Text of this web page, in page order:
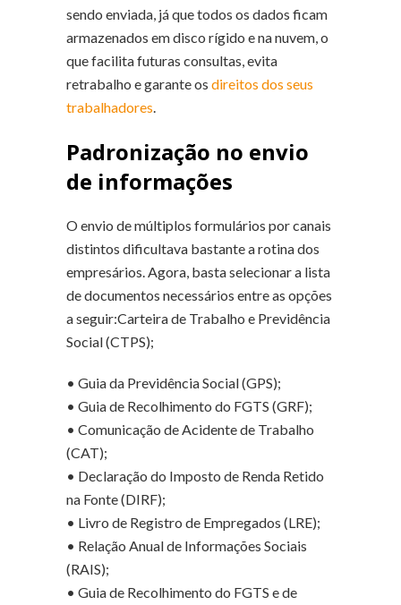
sendo enviada, já que todos os dados ficam
armazenados em disco rígido e na nuvem, o
que facilita futuras consultas, evita
retrabalho e garante os direitos dos seus
trabalhadores
Padronização no envio
de informações
O envio de múltiplos formulários por canais
distintos dificultava bastante a rotina dos
empresários. Agora, basta selecionar a lista
de documentos necessários entre as opções
a seguir:Carteira de Trabalho e Previdência
Social (CTPS);
• Guia da Previdência Social (GPS);
• Guia de Recolhimento do FGTS (GRF);
• Comunicação de Acidente de Trabalho
(CAT);
• Declaração do Imposto de Renda Retido
na Fonte (DIRF);
• Livro de Registro de Empregados (LRE);
• Relação Anual de Informações Sociais
(RAIS);
• Guia de Recolhimento do FGTS e de